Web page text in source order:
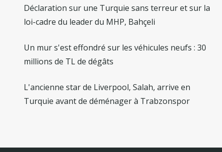
Déclaration sur une Turquie sans terreur et sur la
loi-cadre du leader du MHP, Bahçeli
Un mur s'est effondré sur les véhicules neufs : 30
millions de TL de dégâts
L'ancienne star de Liverpool, Salah, arrive en
Turquie avant de déménager à Trabzonspor